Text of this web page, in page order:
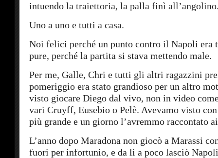
intuendo la traiettoria, la palla finì
Uno a uno e tutti a casa.
Noi felici perché un punto contro il Napoli era
pure, perché la partita si stava mettendo male.
Per me, Galle, Chri e tutti gli altri ragazzini
pomeriggio era stato grandioso per un altro
visto giocare Diego dal vivo, non in video
vari Cruyff, Eusebio o Pelè. Avevamo visto
più grande e un giorno l’avremmo raccontato
L’anno dopo Maradona non giocò a Marassi
fuori per infortunio, e da lì a poco lasciò